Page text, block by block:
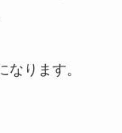
なります。